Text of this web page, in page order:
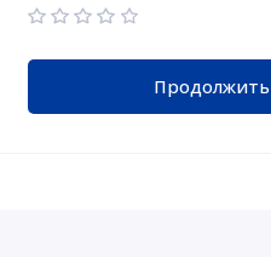
Продолжить